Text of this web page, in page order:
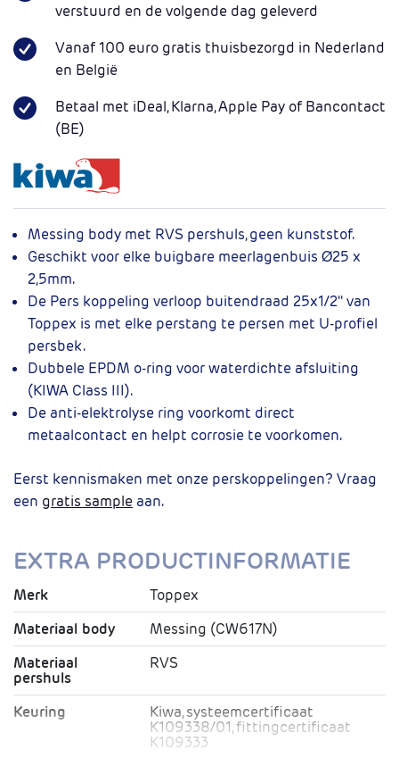
verstuurd en de volgende dag geleverd
Vanaf 100 euro gratis thuisbezorgd in Nederland
en België
Betaal met iDeal, Klarna, Apple Pay of Bancontact
(BE)
Messing body met RVS pershuls, geen kunststof.
Geschikt voor elke buigbare meerlagenbuis Ø25 x
2,5mm.
De Pers koppeling verloop buitendraad 25x1/2'' van
Toppex is met elke perstang te persen met U-profiel
persbek.
Dubbele EPDM o-ring voor waterdichte afsluiting
(KIWA Class III).
De anti-elektrolyse ring voorkomt direct
metaalcontact en helpt corrosie te voorkomen.
Eerst kennismaken met onze perskoppelingen? Vraag
een gratis sample aan.
EXTRA PRODUCTINFORMATIE
Merk
Toppex
Materiaal body
Messing (CW617N)
Materiaal
pershuls
RVS
Keuring
Kiwa, systeemcertificaat
K109338/01, fittingcertificaat
K109333